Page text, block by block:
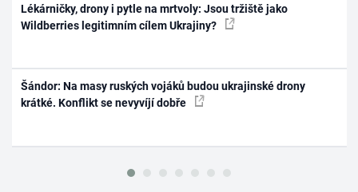
Lékárničky, drony i pytle na mrtvoly: Jsou tržiště jako
Wildberries legitimním cílem Ukrajiny?
Šándor: Na masy ruských vojáků budou ukrajinské drony
krátké. Konflikt se nevyvíjí dobře